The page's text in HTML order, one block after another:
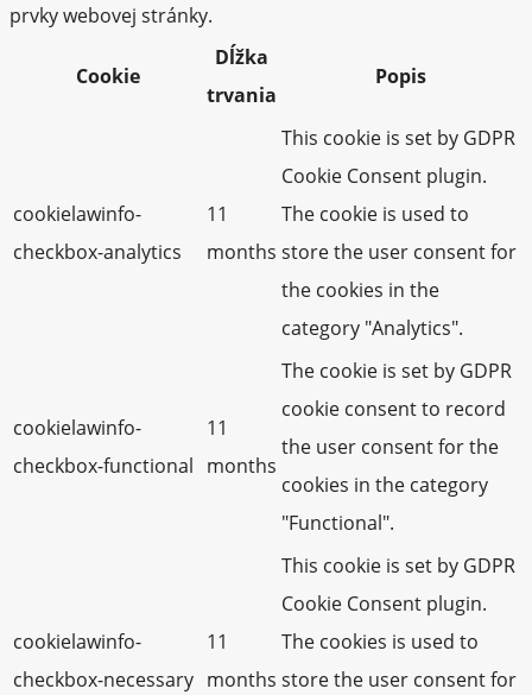
prvky webovej stránky.
Cookie
Dĺžka
trvania
Popis
cookielawinfo-
checkbox-analytics
11
months
This cookie is set by GDPR
Cookie Consent plugin.
The cookie is used to
store the user consent for
the cookies in the
category "Analytics".
cookielawinfo-
checkbox-functional
11
months
The cookie is set by GDPR
cookie consent to record
the user consent for the
cookies in the category
"Functional".
cookielawinfo-
checkbox-necessary
11
months
This cookie is set by GDPR
Cookie Consent plugin.
The cookies is used to
store the user consent for